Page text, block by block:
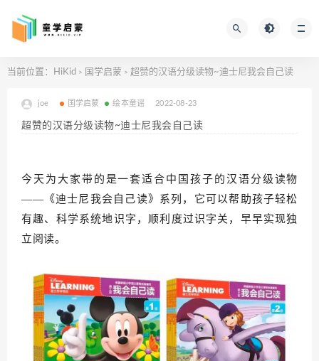
当前位置： HiKid > 国学启蒙 > 超赞的汉语分级读物~迪士尼我会自己读
joe 国学启蒙 绘本童谣 2022-08-23
超赞的汉语分级读物~迪士尼我会自己读
今天为大家带的是一套适合中国孩子的汉语分级读物
——《迪士尼我会自己读》系列，它可以帮助孩子轻松
有趣、科学系统地识字，顺利度过识字关，早早实现独
立阅读。